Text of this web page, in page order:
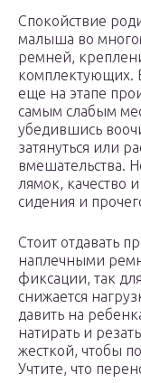
Спокойствие
малыша во
ремней,
комплектующих.
еще на этапе
самым слабым
убедившись
затянуться или
вмешательства.
лямок, качество
сидения и
Стоит отдавать
наплечными
фиксации, так
снижается
давить на
натирать и
жесткой, чтобы
Учтите, что